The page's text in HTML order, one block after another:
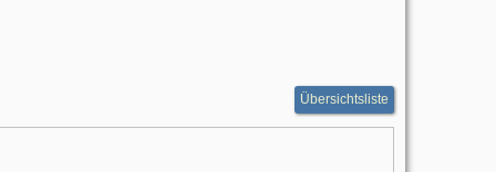
Übersichtsliste